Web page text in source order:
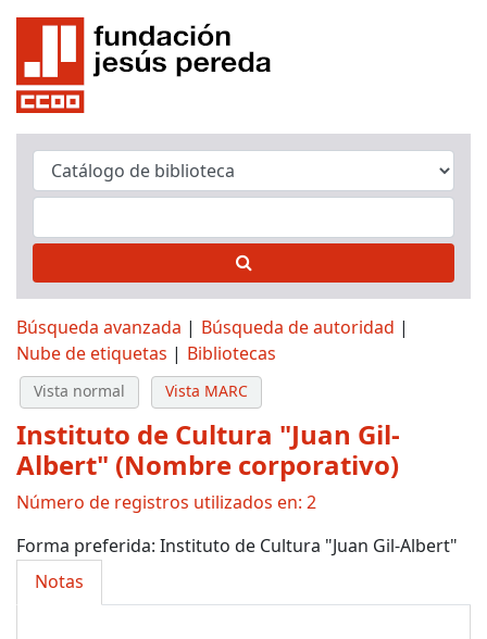
Búsqueda avanzada
Búsqueda de autoridad
Nube de etiquetas
Bibliotecas
Vista normal Vista MARC
Instituto de Cultura "Juan Gil-
Albert" (Nombre corporativo)
Número de registros utilizados en: 2
Forma preferida: Instituto de Cultura "Juan Gil-Albert"
Notas